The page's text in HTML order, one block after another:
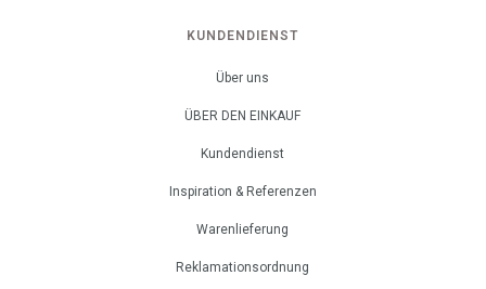
KUNDENDIENST
Über uns
ÜBER DEN EINKAUF
Kundendienst
Inspiration & Referenzen
Warenlieferung
Reklamationsordnung